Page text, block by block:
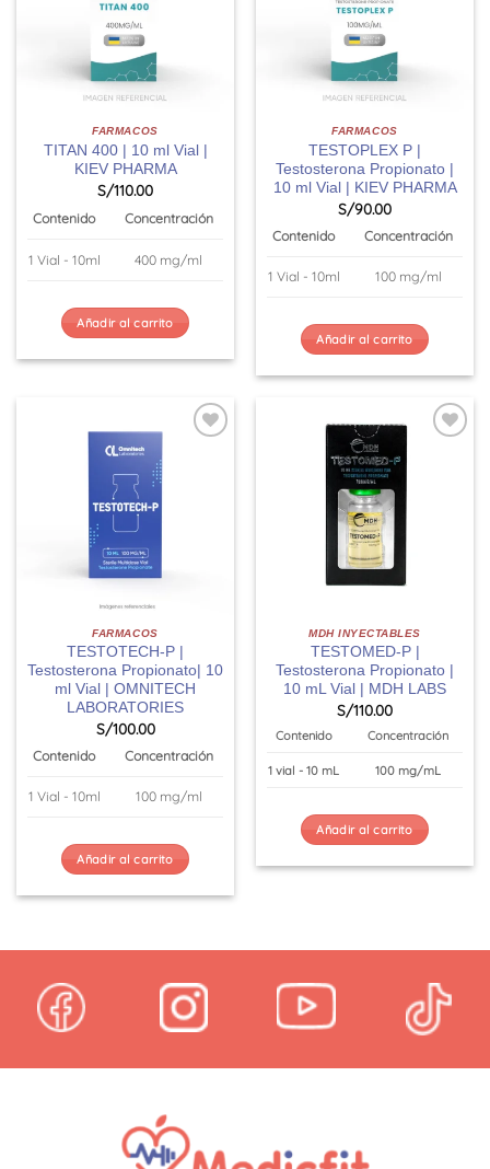
FARMACOS
TITAN 400 | 10 ml Vial |
KIEV PHARMA
S/110.00
Contenido Concentración
1 Vial - 10ml 400 mg/ml
Añadir al carrito
FARMACOS
TESTOPLEX P |
Testosterona Propionato |
10 ml Vial | KIEV PHARMA
S/90.00
Contenido Concentración
1 Vial - 10ml 100 mg/ml
Añadir al carrito
FARMACOS
TESTOTECH-P |
Testosterona Propionato| 10
ml Vial | OMNITECH
LABORATORIES
S/100.00
Contenido Concentración
1 Vial - 10ml 100 mg/ml
Añadir al carrito
MDH INYECTABLES
TESTOMED-P |
Testosterona Propionato |
10 mL Vial | MDH LABS
S/110.00
Contenido Concentración
1 vial - 10 mL 100 mg/mL
Añadir al carrito